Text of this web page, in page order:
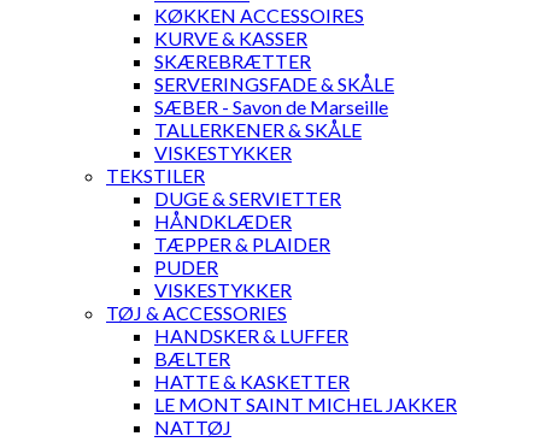
KØKKEN ACCESSOIRES
KURVE & KASSER
SKÆREBRÆTTER
SERVERINGSFADE & SKÅLE
SÆBER - Savon de Marseille
TALLERKENER & SKÅLE
VISKESTYKKER
TEKSTILER
DUGE & SERVIETTER
HÅNDKLÆDER
TÆPPER & PLAIDER
PUDER
VISKESTYKKER
TØJ & ACCESSORIES
HANDSKER & LUFFER
BÆLTER
HATTE & KASKETTER
LE MONT SAINT MICHEL JAKKER
NATTØJ